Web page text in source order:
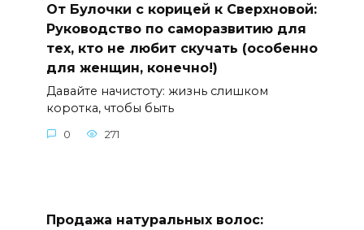
От Булочки с корицей к Сверхновой:
Руководство по саморазвитию для
тех, кто не любит скучать (особенно
для женщин, конечно!)
Давайте начистоту: жизнь слишком
коротка, чтобы быть
0 271
Продажа натуральных волос: